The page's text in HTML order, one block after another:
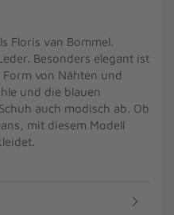
Floris van Bommel.
Besonders elegant ist
von Nähten und
und die blauen
auch modisch ab. Ob
mit diesem Modell